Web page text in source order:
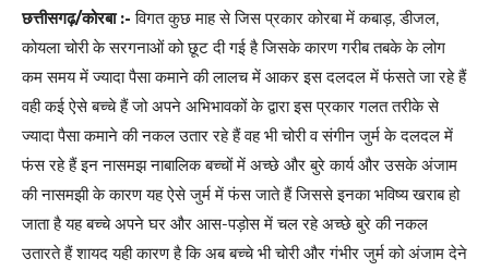
छत्तीसगढ़/कोरबा :-विगत कुछ माह से जिस प्रकार कोरबा में कबाड़, डीजल,
कोयला चोरी के सरगनाओं को छूट दी गई है जिसके कारण गरीब तबके के लोग
कम समय में ज्यादा पैसा कमाने की लालच में आकर इस दलदल में फंसते जा रहे हैं
वही कई ऐसे बच्चे हैं जो अपने अभिभावकों के द्वारा इस प्रकार गलत तरीके से
ज्यादा पैसा कमाने की नकल उतार रहे हैं वह भी चोरी व संगीन जुर्म के दलदल में
फंस रहे हैं इन नासमझ नाबालिक बच्चों में अच्छे और बुरे कार्य और उसके अंजाम
की नासमझी के कारण यह ऐसे जुर्म में फंस जाते हैं जिससे इनका भविष्य खराब हो
जाता है यह बच्चे अपने घर और आस-पड़ोस में चल रहे अच्छे बुरे की नकल
उतारते हैं शायद यही कारण है कि अब बच्चे भी चोरी और गंभीर जुर्म को अंजाम देने